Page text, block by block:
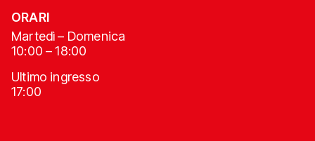
ORARI
Martedì – Domenica
10:00 – 18:00
Ultimo ingresso
17:00